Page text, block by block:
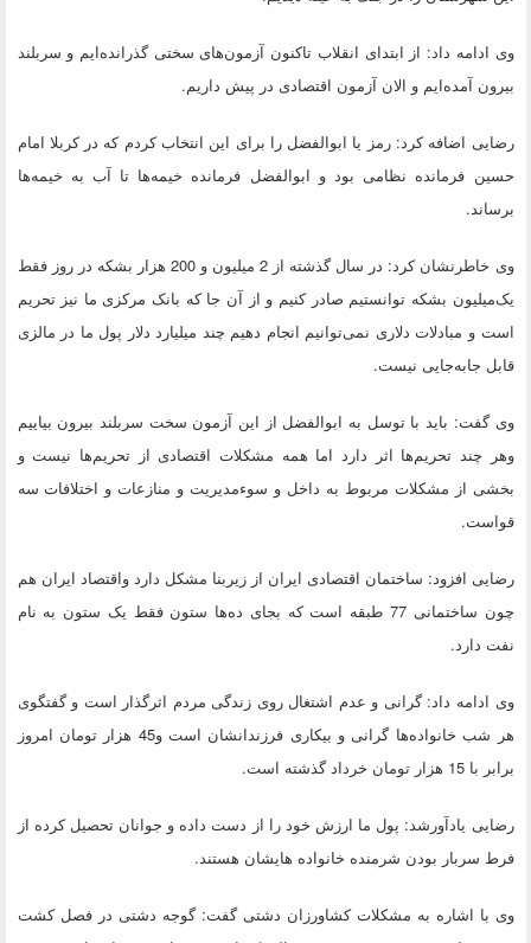
وی ادامه داد: از ابتدای انقلاب تاکنون آزمون‌های سختی گذرانده‌ایم و سربلند
بیرون آمده‌ایم و الان آزمون اقتصادی در پیش داریم.
رضایی اضافه کرد: رمز یا ابوالفضل را برای این انتخاب کردم که در کربلا امام
حسین فرمانده نظامی بود و ابوالفضل فرمانده خیمه‌ها تا آب به خیمه‌ها
برساند.
وی خاطرنشان کرد: در سال گذشته از 2 میلیون و 200 هزار بشکه در روز فقط
یک‌میلیون بشکه توانستیم صادر کنیم و از آن جا که بانک مرکزی ما نیز تحریم
است و مبادلات دلاری نمی‌توانیم انجام دهیم چند میلیارد دلار پول ما در مالزی
قابل جابه‌جایی نیست.
وی گفت: باید با توسل به ابوالفضل از این آزمون سخت سربلند بیرون بیاییم
وهر چند تحریم‌ها اثر دارد اما همه مشکلات اقتصادی از تحریم‌ها نیست و
بخشی از مشکلات مربوط به داخل و سوءمدیریت و منازعات و اختلافات سه
قواست.
رضایی افزود: ساختمان اقتصادی ایران از زیربنا مشکل دارد واقتصاد ایران هم
چون ساختمانی 77 طبقه است که بجای ده‌ها ستون فقط یک ستون به نام
نفت دارد.
وی ادامه داد: گرانی و عدم اشتغال روی زندگی مردم اثرگذار است و گفتگوی
هر شب خانواده‌ها گرانی و بیکاری فرزندانشان است و45 هزار تومان امروز
برابر با 15 هزار تومان خرداد گذشته است.
رضایی یادآورشد: پول ما ارزش خود را از دست داده و جوانان تحصیل کرده از
فرط سربار بودن شرمنده خانواده هایشان هستند.
وی با اشاره به مشکلات کشاورزان دشتی گفت: گوجه دشتی در فصل کشت